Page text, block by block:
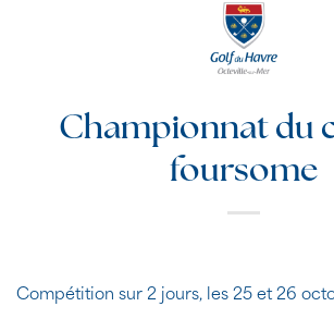
Championnat du
foursome
Compétition sur 2 jours, les 25 et 26